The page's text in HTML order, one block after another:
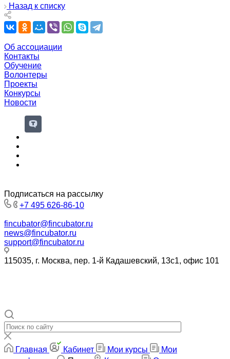
Назад к списку
Об ассоциации
Контакты
Обучение
Волонтеры
Проекты
Конкурсы
Новости
Подписаться на рассылку
+7 495 626-86-10
fincubator@fincubator.ru
news@fincubator.ru
support@fincubator.ru
115035, г. Москва, пер. 1-й Кадашевский, 13с1, офис 101
Главная Кабинет Мои курсы
Мои